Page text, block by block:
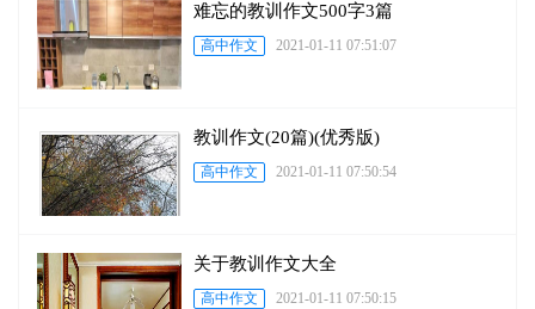
难忘的教训作文500字3篇
高中作文 2021-01-11 07:51:07
教训作文(20篇)(优秀版)
高中作文 2021-01-11 07:50:54
关于教训作文大全
高中作文 2021-01-11 07:50:15